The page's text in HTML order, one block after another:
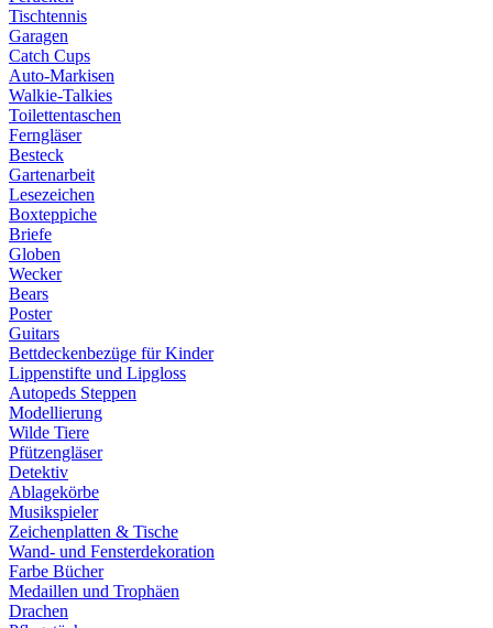
Tischtennis
Garagen
Catch Cups
Auto-Markisen
Walkie-Talkies
Toilettentaschen
Ferngläser
Besteck
Gartenarbeit
Lesezeichen
Boxteppiche
Briefe
Globen
Wecker
Bears
Poster
Guitars
Bettdeckenbezüge für Kinder
Lippenstifte und Lipgloss
Autopeds Steppen
Modellierung
Wilde Tiere
Pfützengläser
Detektiv
Ablagekörbe
Musikspieler
Zeichenplatten & Tische
Wand- und Fensterdekoration
Farbe Bücher
Medaillen und Trophäen
Drachen